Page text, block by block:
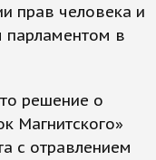
прав человека и
парламентом в
решение о
Магнитского»
с отравлением